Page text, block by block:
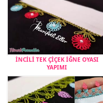
İNCİLİ TEK ÇİÇEK İĞNE OYASI
YAPIMI